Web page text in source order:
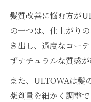
髪質改善に悩む方が
の一つは、仕上がり
き出し、過度なコー
ずナチュラルな質感が
また、ULTOWAは髪
薬剤量を細かく調整